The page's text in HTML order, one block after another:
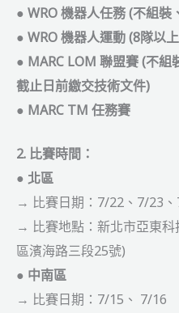
● WRO 機器人任務 (不組裝
● WRO 機器人運動 (8隊以
● MARC LOM 聯盟賽 (不組
截止日前繳交技術文件)
● MARC TM 任務賽
2. 比賽時間：
● 北區
→ 比賽日期：7/22、7/23
→ 比賽地點：新北市亞東
區濱海路三段25號)
● 中南區
→ 比賽日期：7/15、 7/16